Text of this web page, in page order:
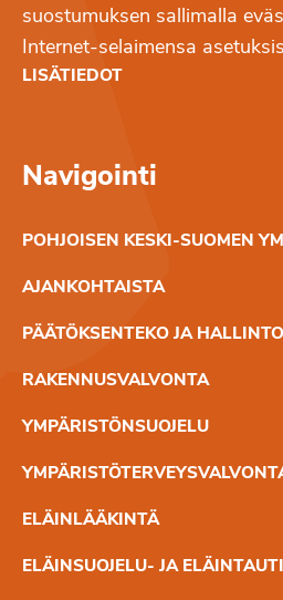
suostumuksen sallimalla
Internet-selaimensa
LISÄTIEDOT
Navigointi
POHJOISEN KESKI-SUOMEN
AJANKOHTAISTA
PÄÄTÖKSENTEKO JA HALLINTO
RAKENNUSVALVONTA
YMPÄRISTÖNSUOJELU
ELÄINLÄÄKINTÄ
ELÄINSUOJELU- JA